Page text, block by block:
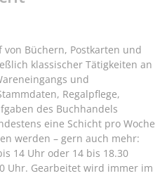
Büchern, Postkarten und
klassischer Tätigkeiten an
und
Regalpflege,
des Buchhandels
eine Schicht pro Woche
werden – gern auch mehr:
14 Uhr oder 14 bis 18.30
Uhr. Gearbeitet wird immer im